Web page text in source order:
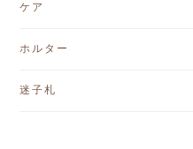
ケア
ホルター
迷子札